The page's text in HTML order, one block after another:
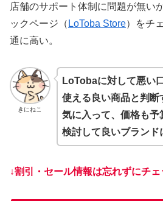
店舗のサポート体制に問題が無い
ックページ（ LoToba Store）をチ
通に高い。
きにねこ
LoTobaに対して悪い
使える良い商品と判
気に入って、価格も予
検討して良いブランド
↓割引・セール情報は忘れずにチェ